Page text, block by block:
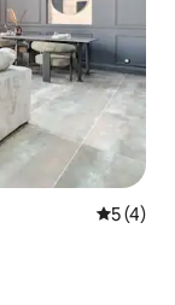
5 av 5 i
5 (4)